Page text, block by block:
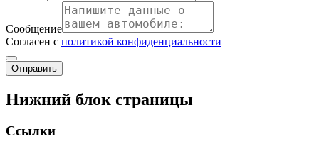
Сообщение
Согласен с политикой конфиденциальности
Отправить
Нижний блок страницы
Ссылки